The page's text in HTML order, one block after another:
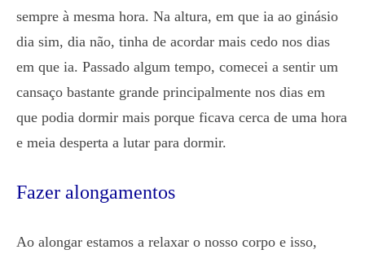
sempre à mesma hora. Na altura, em que ia ao ginásio
dia sim, dia não, tinha de acordar mais cedo nos dias
em que ia. Passado algum tempo, comecei a sentir um
cansaço bastante grande principalmente nos dias em
que podia dormir mais porque ficava cerca de uma hora
e meia desperta a lutar para dormir.
Fazer alongamentos
Ao alongar estamos a relaxar o nosso corpo e isso,